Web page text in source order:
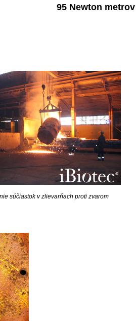
95 Newton metrov
súčiastok v zlievarňach proti zvarom